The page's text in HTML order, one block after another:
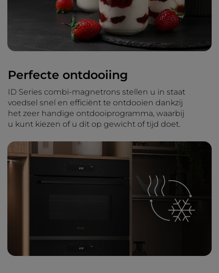
Perfecte ontdooiing
ID Series combi-magnetrons stellen u in staat
voedsel snel en efficiënt te ontdooien dankzij
het zeer handige ontdooiprogramma, waarbij
u kunt kiezen of u dit op gewicht of tijd doet.